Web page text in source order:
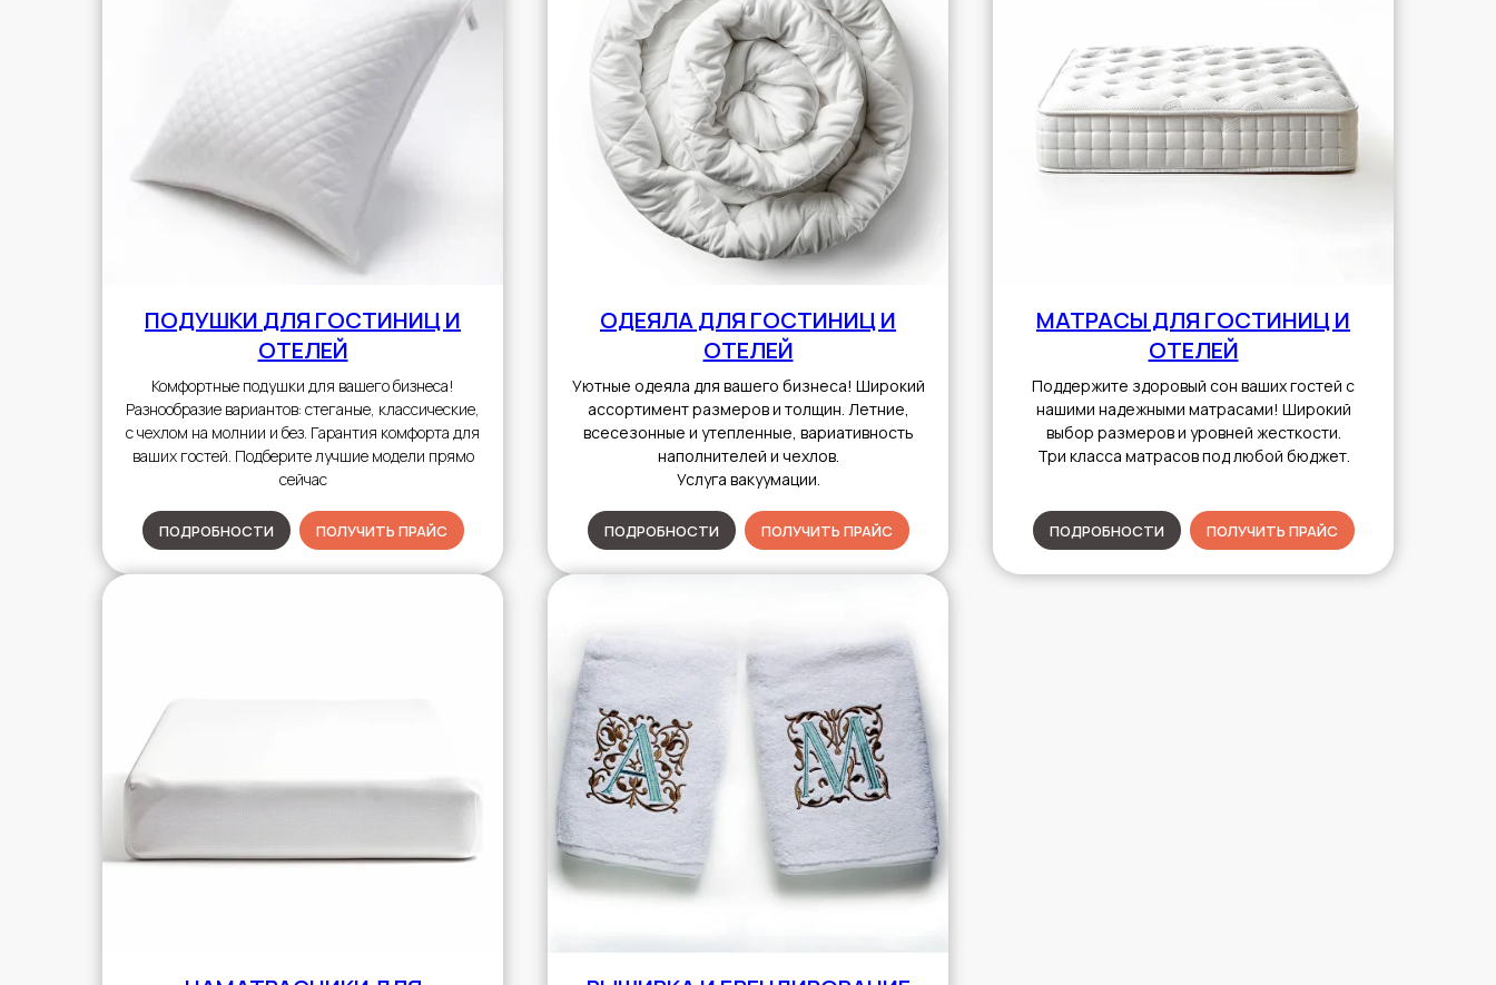
ПОДУШКИ ДЛЯ ГОСТИНИЦ И
ОТЕЛЕЙ
Комфортные подушки для вашего бизнеса!
Разнообразие вариантов: стеганые, классические,
с чехлом на молнии и без. Гарантия комфорта для
ваших гостей. Подберите лучшие модели прямо
сейчас
ПОДРОБНОСТИ ПОЛУЧИТЬ ПРАЙС
ОДЕЯЛА ДЛЯ ГОСТИНИЦ И
ОТЕЛЕЙ
Уютные одеяла для вашего бизнеса! Широкий
ассортимент размеров и толщин. Летние,
всесезонные и утепленные, вариативность
наполнителей и чехлов.
Услуга вакуумации.
ПОДРОБНОСТИ ПОЛУЧИТЬ ПРАЙС
МАТРАСЫ ДЛЯ ГОСТИНИЦ И
ОТЕЛЕЙ
Поддержите здоровый сон ваших гостей с
нашими надежными матрасами! Широкий
выбор размеров и уровней жесткости.
Три класса матрасов под любой бюджет.
ПОДРОБНОСТИ ПОЛУЧИТЬ ПРАЙС